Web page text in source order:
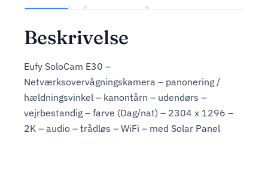
Beskrivelse
Eufy SoloCam E30 –
Netværksovervågningskamera – panonering /
hældningsvinkel – kanontårn – udendørs –
vejrbestandig – farve (Dag/nat) – 2304 x 1296 –
2K – audio – trådløs – WiFi – med Solar Panel